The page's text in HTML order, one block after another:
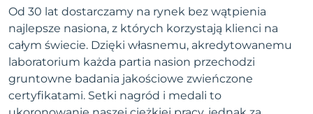
Od 30 lat dostarczamy na rynek bez wątpienia
najlepsze nasiona, z których korzystają klienci na
całym świecie. Dzięki własnemu, akredytowanemu
laboratorium każda partia nasion przechodzi
gruntowne badania jakościowe zwieńczone
certyfikatami. Setki nagród i medali to